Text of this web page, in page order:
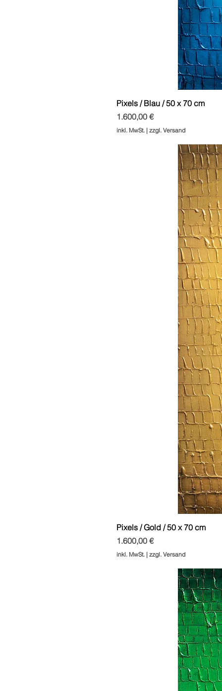
Pixels / Blau / 50 x 70 cm
Preis
1.600,00 €
inkl. MwSt. |zzgl. Versand
Pixels / Gold / 50 x 70 cm
Preis
1.600,00 €
inkl. MwSt. |zzgl. Versand